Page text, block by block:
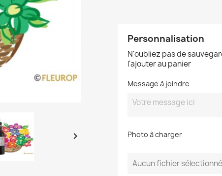

Personnalisation
N'oubliez pas de
l'ajouter au panier
Message à joindre
Photo à charger
Aucun fichier sélectionné